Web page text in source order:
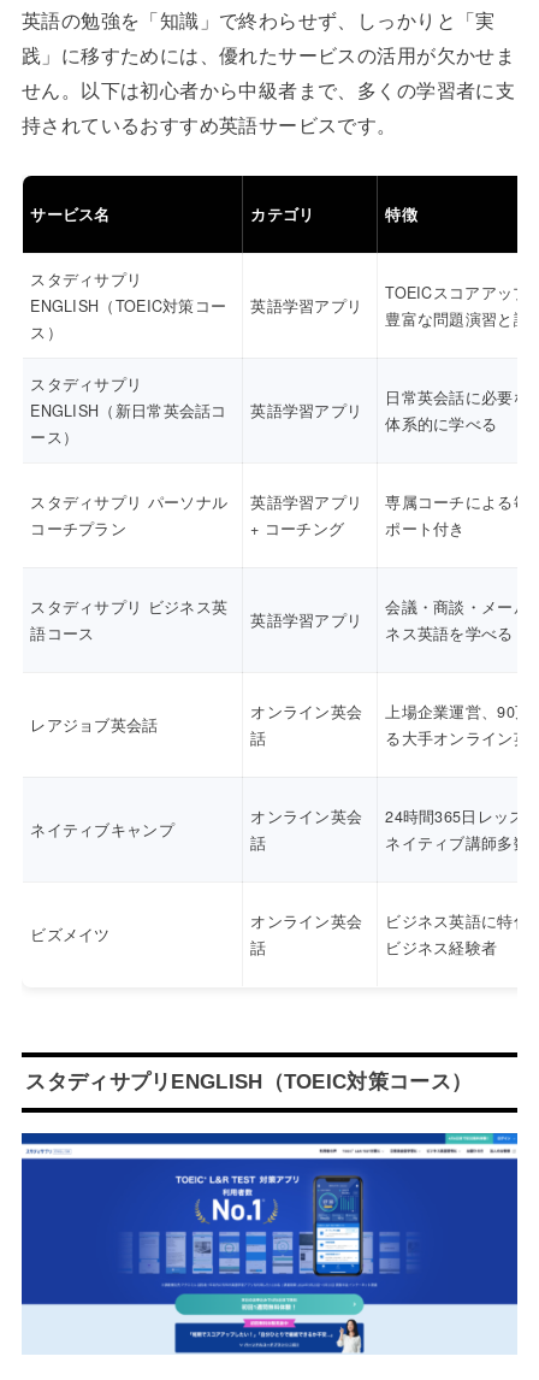
英語の勉強を「知識」で終わらせず、しっかりと「実
践」に移すためには、優れたサービスの活用が欠かせま
せん。以下は初心者から中級者まで、多くの学習者に支
持されているおすすめ英語サービスです。
サービス名 カテゴリ 特徴
スタディサプリ
ENGLISH（TOEIC対策コー
ス）
英語学習アプリ
TOEICスコアアップ
豊富な問題演習と講
スタディサプリ
ENGLISH（新日常英会話コ
ース）
英語学習アプリ
日常英会話に必要な
体系的に学べる
スタディサプリ パーソナル
コーチプラン
英語学習アプリ
+ コーチング
専属コーチによる毎
ポート付き
スタディサプリ ビジネス英
語コース
英語学習アプリ
会議・商談・メール
ネス英語を学べる
レアジョブ英会話
オンライン英会
話
上場企業運営、90万
る大手オンライン英
ネイティブキャンプ
オンライン英会
話
24時間365日レッス
ネイティブ講師多数
ビズメイツ
オンライン英会
話
ビジネス英語に特化
ビジネス経験者
スタディサプリENGLISH（TOEIC対策コース）